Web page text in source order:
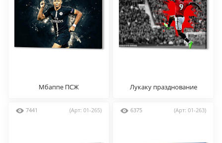
Мбаппе ПСЖ Лукаку празднование
7441 (Арт: 01-265) 6375 (Арт: 01-263)